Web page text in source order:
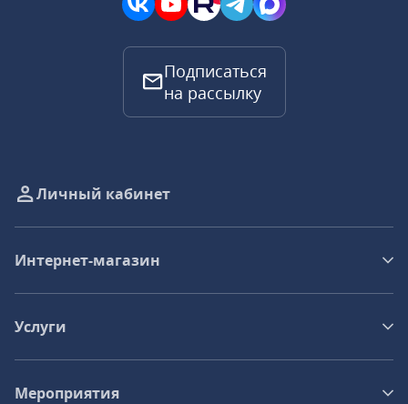
Подписаться
на рассылку
Личный кабинет
Интернет-магазин
Услуги
Мероприятия